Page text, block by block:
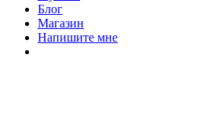
Блог
Магазин
Напишите мне